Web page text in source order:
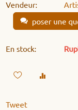
Vendeur:
poser une
En stock:
Tweet